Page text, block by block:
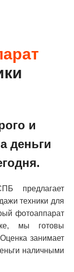
и
деньги
предлагает
техники для
фотоаппарат
мы готовы
занимает
наличными